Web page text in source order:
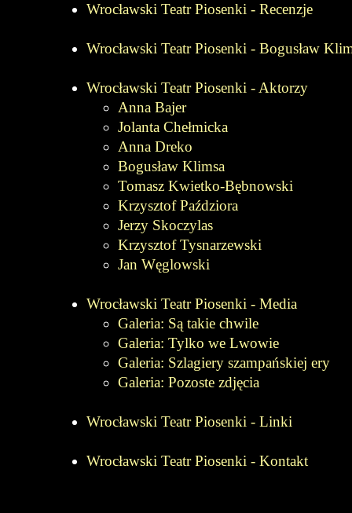
Wrocławski Teatr Piosenki - Recenzje
Wrocławski Teatr Piosenki - Bogusław
Wrocławski Teatr Piosenki - Aktorzy
Anna Bajer
Jolanta Chełmicka
Anna Dreko
Bogusław Klimsa
Tomasz Kwietko-Bębnowski
Krzysztof Paździora
Jerzy Skoczylas
Krzysztof Tysnarzewski
Jan Węglowski
Wrocławski Teatr Piosenki - Media
Galeria: Są takie chwile
Galeria: Tylko we Lwowie
Galeria: Szlagiery szampańskiej ery
Galeria: Pozoste zdjęcia
Wrocławski Teatr Piosenki - Linki
Wrocławski Teatr Piosenki - Kontakt